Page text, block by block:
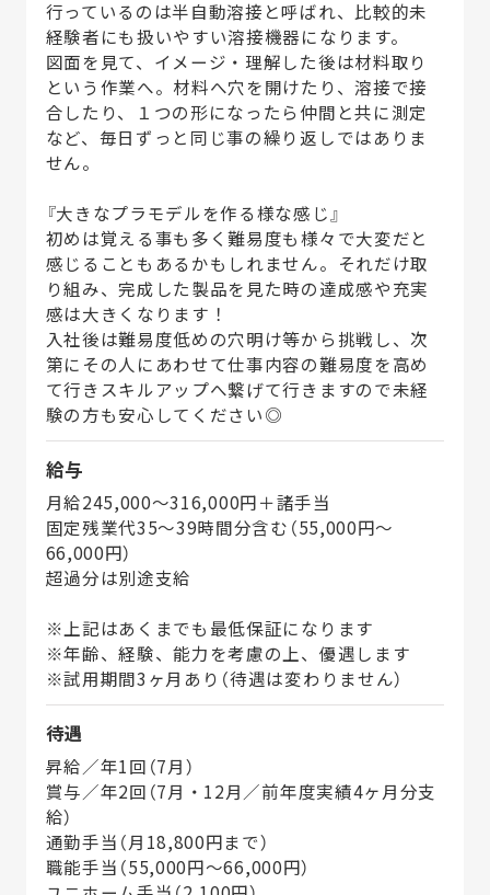
行っているのは半自動溶接と呼ばれ、比較的未
経験者にも扱いやすい溶接機器になります。
図面を見て、イメージ・理解した後は材料取り
という作業へ。材料へ穴を開けたり、溶接で接
合したり、１つの形になったら仲間と共に測定
など、毎日ずっと同じ事の繰り返しではありま
せん。
『大きなプラモデルを作る様な感じ』
初めは覚える事も多く難易度も様々で大変だと
感じることもあるかもしれません。それだけ取
り組み、完成した製品を見た時の達成感や充実
感は大きくなります！
入社後は難易度低めの穴明け等から挑戦し、次
第にその人にあわせて仕事内容の難易度を高め
て行きスキルアップへ繋げて行きますので未経
験の方も安心してください◎
給与
月給245,000～316,000円＋諸手当
固定残業代35～39時間分含む（55,000円～
66,000円）
超過分は別途支給
※上記はあくまでも最低保証になります
※年齢、経験、能力を考慮の上、優遇します
※試用期間3ヶ月あり（待遇は変わりません）
待遇
昇給／年1回（7月）
賞与／年2回（7月・12月／前年度実績4ヶ月分支
給）
通勤手当（月18,800円まで）
職能手当（55,000円～66,000円）